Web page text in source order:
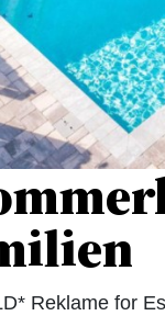
Reklame for